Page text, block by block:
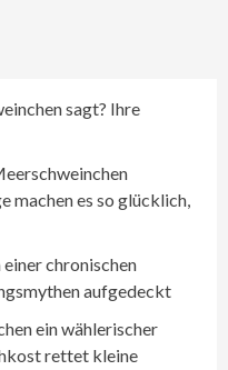
sagt? Ihre
machen es so glücklich,
chronischen
aufgedeckt
ein wählerischer
rettet kleine